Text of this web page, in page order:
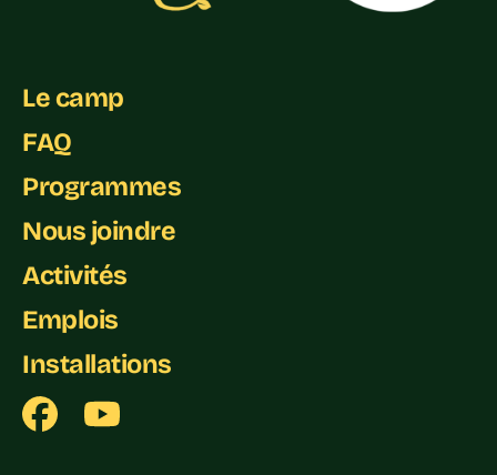
Le camp
FAQ
Programmes
Nous joindre
Activités
Emplois
Installations